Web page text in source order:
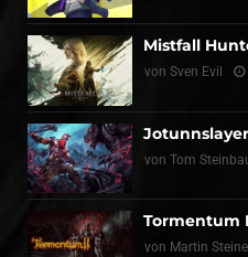
Mistfall
von Sven Evil
von Tom
Tormentum
von Martin